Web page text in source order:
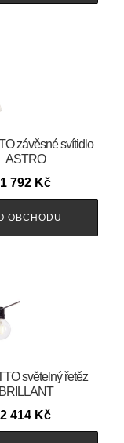
závěsné svítidlo
ASTRO
1 792 Kč
OBCHODU
světelný řetěz
BRILLANT
2 414 Kč